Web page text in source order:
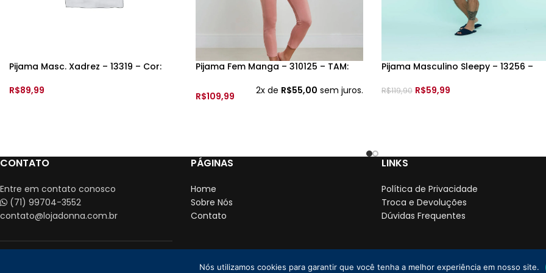
Pijama Masc. Xadrez – 13319 – Cor:
R$89,99
Pijama Fem Manga – 310125 – TAM:
R$109,99 2x de R$55,00 sem juros.
Pijama Masculino Sleepy – 13256 –
R$119,90 R$59,99
CONTATO
Entre em contato conosco
(71) 99704-3552
contato@lojadonna.com.br
PÁGINAS
Home
Sobre Nós
Contato
LINKS
Política de Privacidade
Troca e Devoluções
Dúvidas Frequentes
Loja Donna CNPJ: 35.766.478/0001-01 2025 Todos os direitos reservados. | By Lebrun
Nós utilizamos cookies para garantir que você tenha a melhor experiência em nosso site.